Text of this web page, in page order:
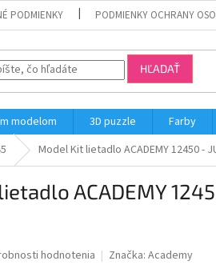
PODMIENKY PODMIENKY OCHRANY
HĽADAŤ
modelom 3D puzzle Farby
Model Kit lietadlo ACADEMY 12450 -
ACADEMY
hodnotenia Značka: Academy